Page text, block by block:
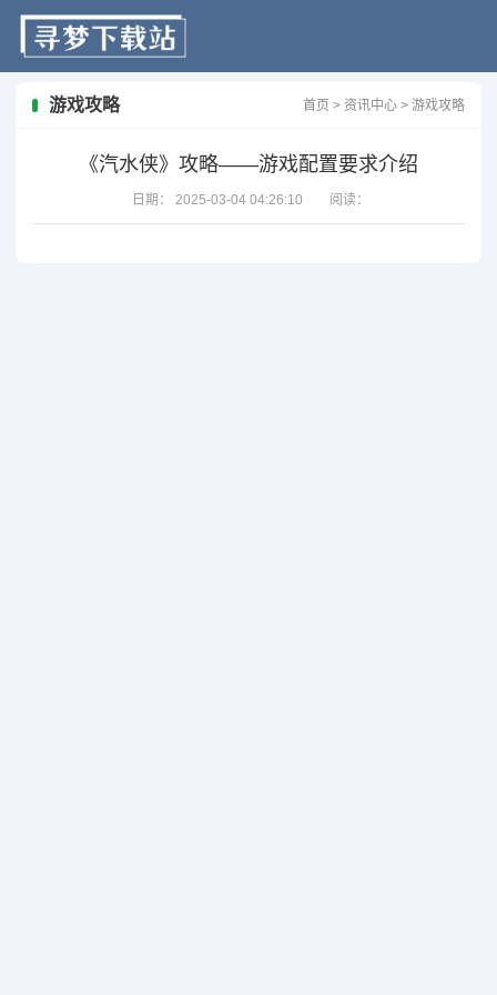
游戏攻略 首页 > 资讯中心 > 游戏攻略
《汽水侠》攻略——游戏配置要求介绍
日期： 2025-03-04 04:26:10 阅读：